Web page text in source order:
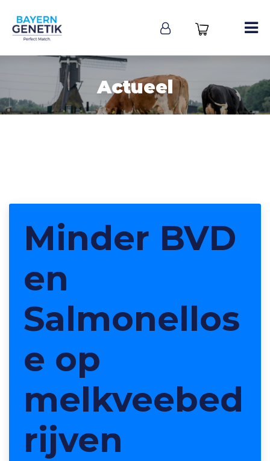
Actueel
Minder BVD
en
Salmonellos
e op
melkveebed
rijven